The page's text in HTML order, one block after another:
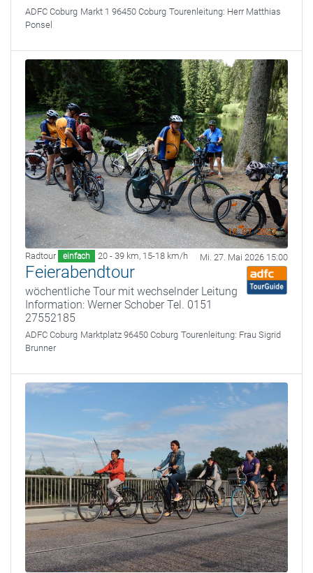
ADFC Coburg Markt 1 96450 Coburg Tourenleitung: Herr Matthias
Ponsel
Radtour einfach 20 - 39 km, 15-18 km/h Mi. 27. Mai 2026 15:00
Feierabendtour
wöchentliche Tour mit wechselnder Leitung
Information: Werner Schober Tel. 0151
27552185
ADFC Coburg Marktplatz 96450 Coburg Tourenleitung: Frau Sigrid
Brunner